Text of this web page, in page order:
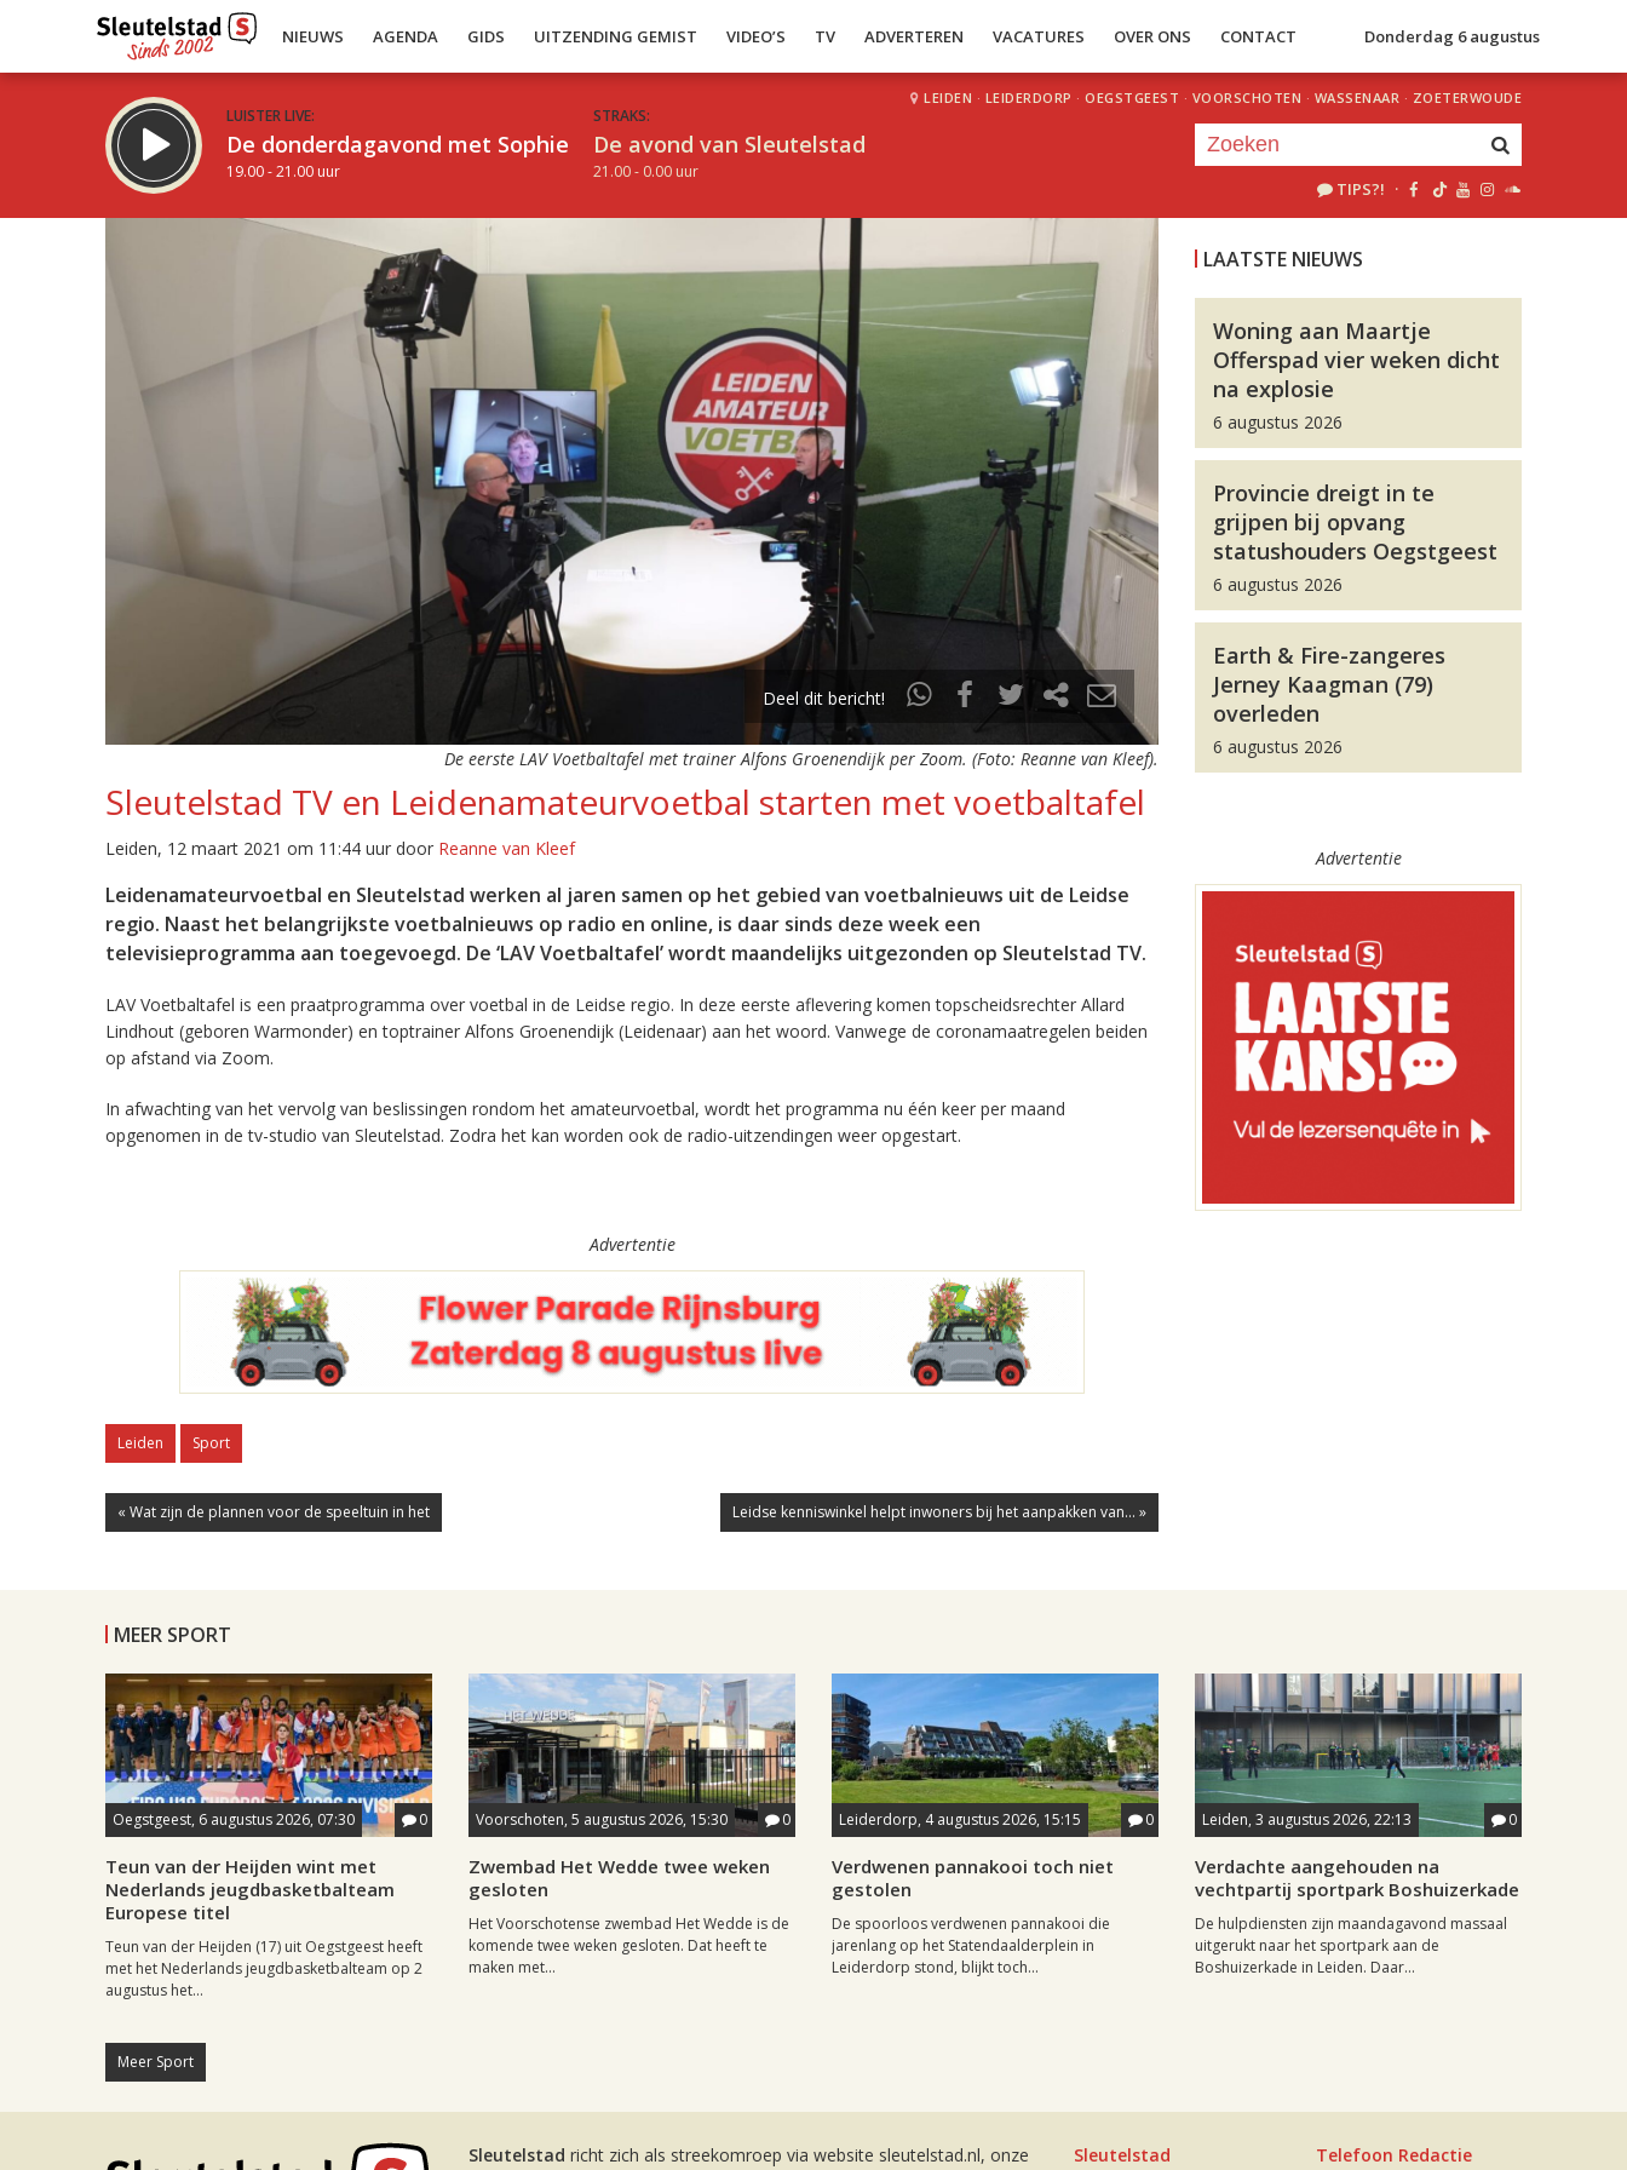
NIEUWS AGENDA GIDS UITZENDING GEMIST VIDEO’S TV ADVERTEREN VACATURES OVER ONS CONTACT Donderdag 6 augustus
LUISTER LIVE:
De donderdagavond met Sophie
19.00 - 21.00 uur
STRAKS:
De avond van Sleutelstad
21.00 - 0.00 uur
LEIDEN · LEIDERDORP · OEGSTGEEST · VOORSCHOTEN · WASSENAAR · ZOETERWOUDE
TIPS?! ·
Deel dit bericht!
De eerste LAV Voetbaltafel met trainer Alfons Groenendijk per Zoom. (Foto: Reanne van Kleef).
Sleutelstad TV en Leidenamateurvoetbal starten met voetbaltafel
Leiden, 12 maart 2021 om 11:44 uur door Reanne van Kleef
Leidenamateurvoetbal en Sleutelstad werken al jaren samen op het gebied van voetbalnieuws uit de Leidse
regio. Naast het belangrijkste voetbalnieuws op radio en online, is daar sinds deze week een
televisieprogramma aan toegevoegd. De ‘LAV Voetbaltafel’ wordt maandelijks uitgezonden op Sleutelstad TV.
LAV Voetbaltafel is een praatprogramma over voetbal in de Leidse regio. In deze eerste aflevering komen topscheidsrechter Allard
Lindhout (geboren Warmonder) en toptrainer Alfons Groenendijk (Leidenaar) aan het woord. Vanwege de coronamaatregelen beiden
op afstand via Zoom.
In afwachting van het vervolg van beslissingen rondom het amateurvoetbal, wordt het programma nu één keer per maand
opgenomen in de tv-studio van Sleutelstad. Zodra het kan worden ook de radio-uitzendingen weer opgestart.
Advertentie
Leiden Sport
« Wat zijn de plannen voor de speeltuin in het Leidse kenniswinkel helpt inwoners bij het aanpakken van... »
LAATSTE NIEUWS
Woning aan Maartje
Offerspad vier weken dicht
na explosie
6 augustus 2026
Provincie dreigt in te
grijpen bij opvang
statushouders Oegstgeest
6 augustus 2026
Earth & Fire-zangeres
Jerney Kaagman (79)
overleden
6 augustus 2026
Advertentie
MEER SPORT
Oegstgeest, 6 augustus 2026, 07:30 0
Teun van der Heijden wint met
Nederlands jeugdbasketbalteam
Europese titel
Teun van der Heijden (17) uit Oegstgeest heeft
met het Nederlands jeugdbasketbalteam op 2
augustus het...
Voorschoten, 5 augustus 2026, 15:30 0
Zwembad Het Wedde twee weken
gesloten
Het Voorschotense zwembad Het Wedde is de
komende twee weken gesloten. Dat heeft te
maken met...
Leiderdorp, 4 augustus 2026, 15:15 0
Verdwenen pannakooi toch niet
gestolen
De spoorloos verdwenen pannakooi die
jarenlang op het Statendaalderplein in
Leiderdorp stond, blijkt toch...
Leiden, 3 augustus 2026, 22:13 0
Verdachte aangehouden na
vechtpartij sportpark Boshuizerkade
De hulpdiensten zijn maandagavond massaal
uitgerukt naar het sportpark aan de
Boshuizerkade in Leiden. Daar...
Meer Sport
Sleutelstad richt zich als streekomroep via website sleutelstad.nl, onze Sleutelstad Telefoon Redactie